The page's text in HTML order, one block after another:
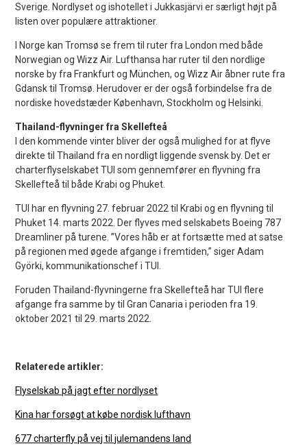
Sverige. Nordlyset og ishotellet i Jukkasjärvi er særligt højt på
listen over populære attraktioner.
I Norge kan Tromsø se frem til ruter fra London med både
Norwegian og Wizz Air. Lufthansa har ruter til den nordlige
norske by fra Frankfurt og München, og Wizz Air åbner rute fra
Gdansk til Tromsø. Herudover er der også forbindelse fra de
nordiske hovedstæder København, Stockholm og Helsinki.
Thailand-flyvninger fra Skellefteå
I den kommende vinter bliver der også mulighed for at flyve
direkte til Thailand fra en nordligt liggende svensk by. Det er
charterflyselskabet TUI som gennemfører en flyvning fra
Skellefteå til både Krabi og Phuket.
TUI har en flyvning 27. februar 2022 til Krabi og en flyvning til
Phuket 14. marts 2022. Der flyves med selskabets Boeing 787
Dreamliner på turene. ”Vores håb er at fortsætte med at satse
på regionen med øgede afgange i fremtiden,” siger Adam
Györki, kommunikationschef i TUI.
Foruden Thailand-flyvningerne fra Skellefteå har TUI flere
afgange fra samme by til Gran Canaria i perioden fra 19.
oktober 2021 til 29. marts 2022.
Relaterede artikler:
Flyselskab på jagt efter nordlyset
Kina har forsøgt at købe nordisk lufthavn
677 charterfly på vej til julemandens land